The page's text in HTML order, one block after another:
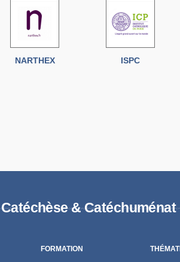
NARTHEX ISPC
Catéchèse & Catéchuménat
FORMATION